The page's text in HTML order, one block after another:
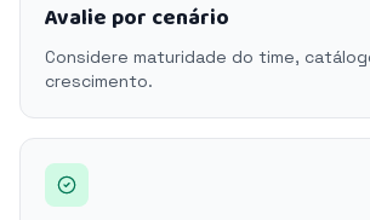
Avalie por cenário
Considere maturidade do time,
crescimento.